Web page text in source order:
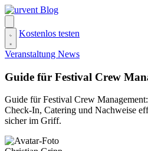
Zum
Inhalt
springen
Kostenlos testen
Veranstaltung News
Guide für Festival Crew
Guide für Festival Crew
Check-In, Catering und Nachweise
sicher im Griff.